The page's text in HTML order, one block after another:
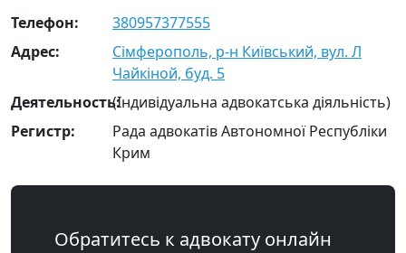
Телефон:
380957377555
Адрес:
Сімферополь, р-н Київський, вул. Л
Чайкіной, буд. 5
Деятельность:(Індивідуальна адвокатська діяльність)
Регистр:
Рада адвокатів Автономної Республіки
Крим
Обратитесь к адвокату онлайн